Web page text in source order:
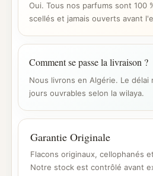
Oui. Tous nos parfums sont 100
scellés et jamais ouverts avant
Comment se passe la livraison ?
Nous livrons en Algérie. Le délai
jours ouvrables selon la wilaya.
Garantie Originale
Flacons originaux, cellophanés
Notre stock est contrôlé avant